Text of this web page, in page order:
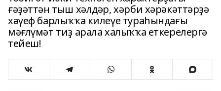
ғәҙәттән тыш хәлдәр, хәрби хәрәкәттәрҙә
хәүеф барлыҡҡа килеүе тураһындағы
мәғлүмәт тиҙ арала халыҡҡа еткерелергә
тейеш!